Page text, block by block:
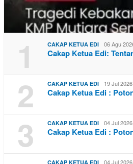
1 CAKAP KETUA EDI 06 Agu
Cakap Ketua Edi:
2 CAKAP KETUA EDI 19 Jul
Cakap Ketua Edi :
3 CAKAP KETUA EDI 04 Jul
Cakap Ketua Edi :
CAKAP KETUA EDI 04 Jul